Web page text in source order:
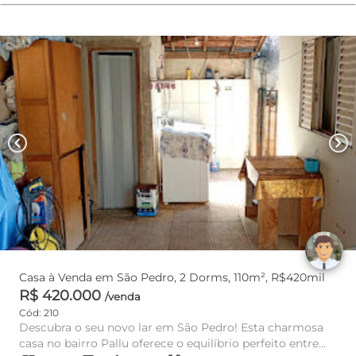
chevron_left chevron_right
Casa à Venda em São Pedro, 2 Dorms, 110m², R$420mil
R$ 420.000 /venda
Cód: 210
Descubra o seu novo lar em São Pedro! Esta charmosa
casa no bairro Pallu oferece o equilíbrio perfeito entre